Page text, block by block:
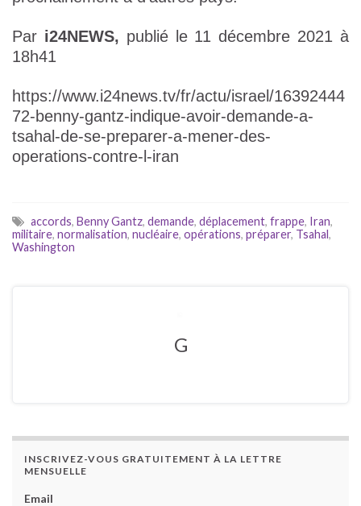
Par i24NEWS, publié le 11 décembre 2021 à
18h41
https://www.i24news.tv/fr/actu/israel/16392444
72-benny-gantz-indique-avoir-demande-a-
tsahal-de-se-preparer-a-mener-des-
operations-contre-l-iran
accords, Benny Gantz, demande, déplacement, frappe, Iran,
militaire, normalisation, nucléaire, opérations, préparer, Tsahal,
Washington
G
INSCRIVEZ-VOUS GRATUITEMENT À LA LETTRE
MENSUELLE
Email